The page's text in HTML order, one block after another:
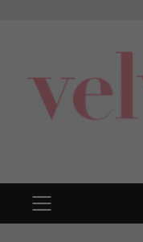
PRIMARY
MENU